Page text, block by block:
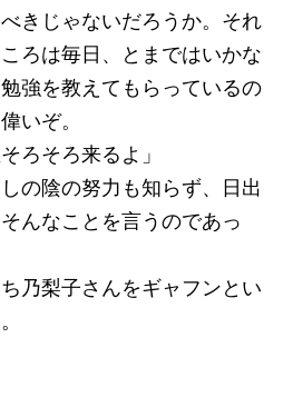
きじゃないだろうか。それ
ろは毎日、とまではいかな
強を教えてもらっているの
いぞ。
ろそろ来るよ」
の陰の努力も知らず、日出
んなことを言うのであっ
乃梨子さんをギャフンとい